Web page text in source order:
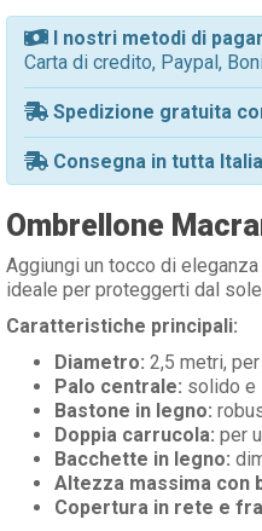
I nostri metodi di
Carta di credito, Paypal,
Spedizione gratuita
Consegna in tutta Italia
Ombrellone
Aggiungi un tocco di
ideale per proteggerti dal
Caratteristiche principali:
Diametro: 2,5 metri,
Palo centrale: solido e
Bastone in legno:
Doppia carrucola: per
Bacchette in legno:
Altezza massima con
Copertura in rete e